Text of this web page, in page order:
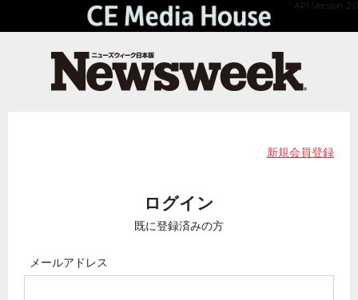
API Version 2.0
新規会員登録
ログイン
既に登録済みの方
メールアドレス